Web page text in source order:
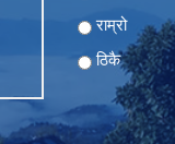
राम्रो
ठिकै